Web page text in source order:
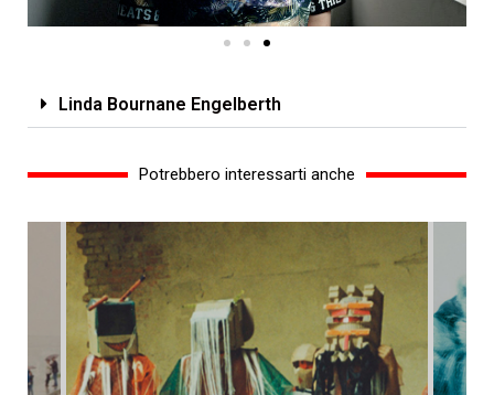
Linda Bournane Engelberth
Potrebbero interessarti anche